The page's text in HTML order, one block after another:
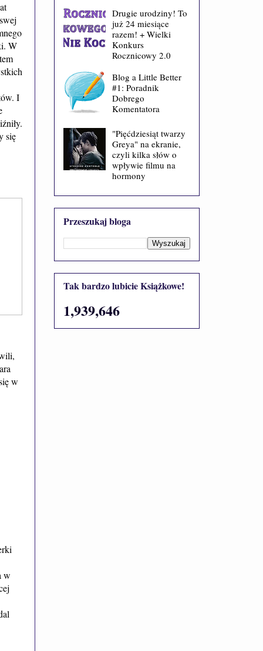
W
I
się
w
w
Drugie urodziny! To
już 24 miesiące
razem! + Wielki
Konkurs
Rocznicowy 2.0
Blog a Little Better
#1: Poradnik
Dobrego
Komentatora
"Pięćdziesiąt twarzy
Greya" na ekranie,
czyli kilka słów o
wpływie filmu na
hormony
Przeszukaj bloga
Tak bardzo lubicie Książkowe!
1,939,646